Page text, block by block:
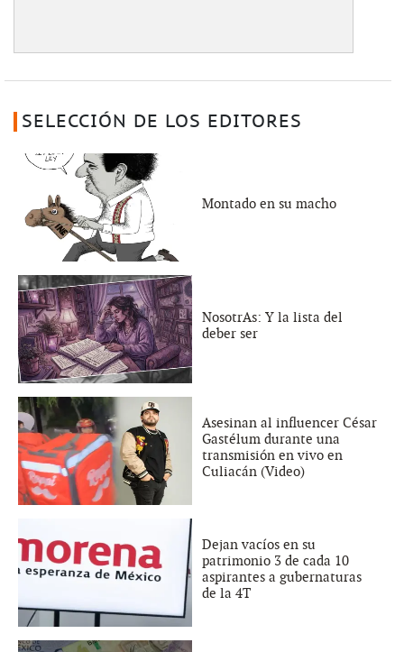
SELECCIÓN DE LOS EDITORES
Montado en su macho
NosotrAs: Y la lista del
deber ser
Asesinan al influencer César
Gastélum durante una
transmisión en vivo en
Culiacán (Video)
Dejan vacíos en su
patrimonio 3 de cada 10
aspirantes a gubernaturas
de la 4T